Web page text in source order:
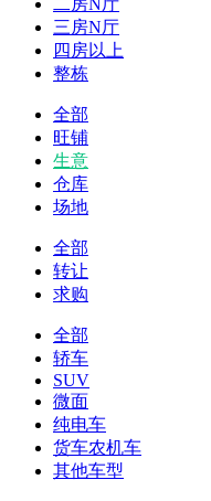
二房N厅
三房N厅
四房以上
整栋
全部
旺铺
生意
仓库
场地
全部
转让
求购
全部
轿车
SUV
微面
纯电车
货车农机车
其他车型